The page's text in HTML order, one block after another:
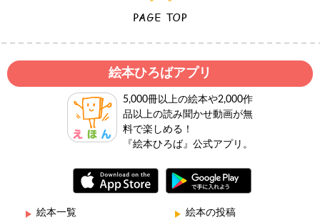
絵本ひろばアプリ
5,000冊以上の絵本や2,000作
品以上の読み聞かせ動画が無
料で楽しめる！
『絵本ひろば』公式アプリ。
絵本一覧 絵本の投稿